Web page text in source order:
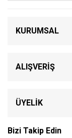
KURUMSAL
ALIŞVERİŞ
ÜYELİK
Bizi Takip Edin